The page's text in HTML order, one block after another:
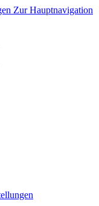
Zur Hauptnavigation